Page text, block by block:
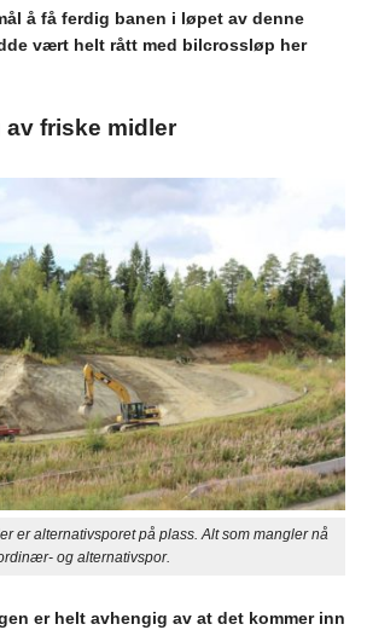
å få ferdig banen i løpet av denne
vært helt rått med bilcrossløp her
av friske midler
er alternativsporet på plass. Alt som mangler nå
og alternativspor.
er helt avhengig av at det kommer inn